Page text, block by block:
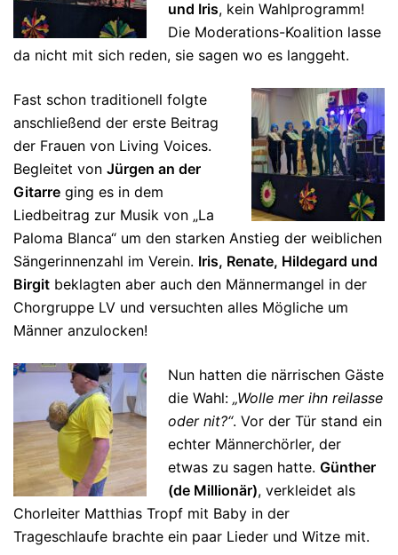
und Iris, kein Wahlprogramm!
Die Moderations-Koalition lasse
da nicht mit sich reden, sie sagen wo es langgeht.
Fast schon traditionell folgte
anschließend der erste Beitrag
der Frauen von Living Voices.
Begleitet von Jürgen an der
Gitarre ging es in dem
Liedbeitrag zur Musik von „La
Paloma Blanca“ um den starken Anstieg der weiblichen
Sängerinnenzahl im Verein. Iris, Renate, Hildegard und
Birgit beklagten aber auch den Männermangel in der
Chorgruppe LV und versuchten alles Mögliche um
Männer anzulocken!
Nun hatten die närrischen Gäste
die Wahl: „Wolle mer ihn reilasse
oder nit?“. Vor der Tür stand ein
echter Männerchörler, der
etwas zu sagen hatte. Günther
(de Millionär), verkleidet als
Chorleiter Matthias Tropf mit Baby in der
Trageschlaufe brachte ein paar Lieder und Witze mit.